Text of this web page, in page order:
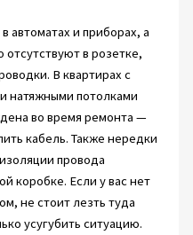
автоматах и приборах, а
в розетке,
В квартирах с
натяжными потолками
во время ремонта —
кабель. Также нередки
провода
коробке. Если у вас нет
не стоит лезть туда
усугубить ситуацию.